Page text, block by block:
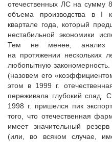
отечественных ЛС на
объема производства в I
квартале года, который
нестабильной экономики
Тем не менее, анализ
на протяжении нескольких
любопытную
(назовем его
этом в 1999 г.
переживала глубокий спад.
1998 г. пришелся пик
того, что отечественная
имеет значительный
(или, во всяком случае,